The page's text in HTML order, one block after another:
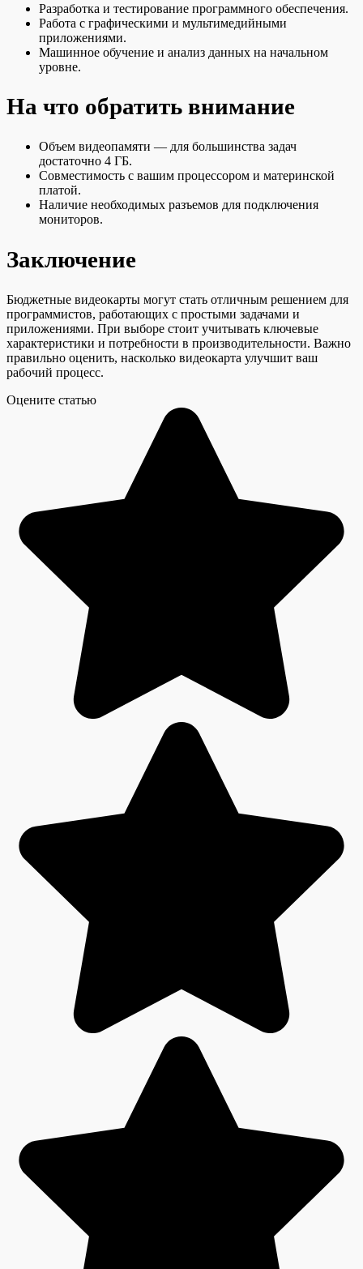
Разработка и тестирование программного обеспечения.
Работа с графическими и мультимедийными
приложениями.
Машинное обучение и анализ данных на начальном
уровне.
На что обратить внимание
Объем видеопамяти — для большинства задач
достаточно 4 ГБ.
Совместимость с вашим процессором и материнской
платой.
Наличие необходимых разъемов для подключения
мониторов.
Заключение
Бюджетные видеокарты могут стать отличным решением для
программистов, работающих с простыми задачами и
приложениями. При выборе стоит учитывать ключевые
характеристики и потребности в производительности. Важно
правильно оценить, насколько видеокарта улучшит ваш
рабочий процесс.
Оцените статью